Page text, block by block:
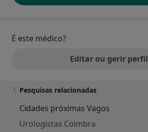
É este médico?
Editar ou gerir perfil
Pesquisas relacionadas
Cidades próximas Vagos
Urologistas Coimbra